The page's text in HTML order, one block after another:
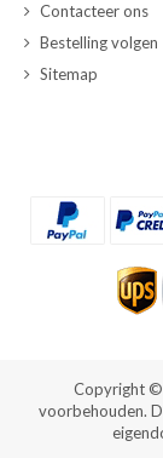
Contacteer ons
Bestelling volgen
Sitemap
Copyright ©
voorbehouden.